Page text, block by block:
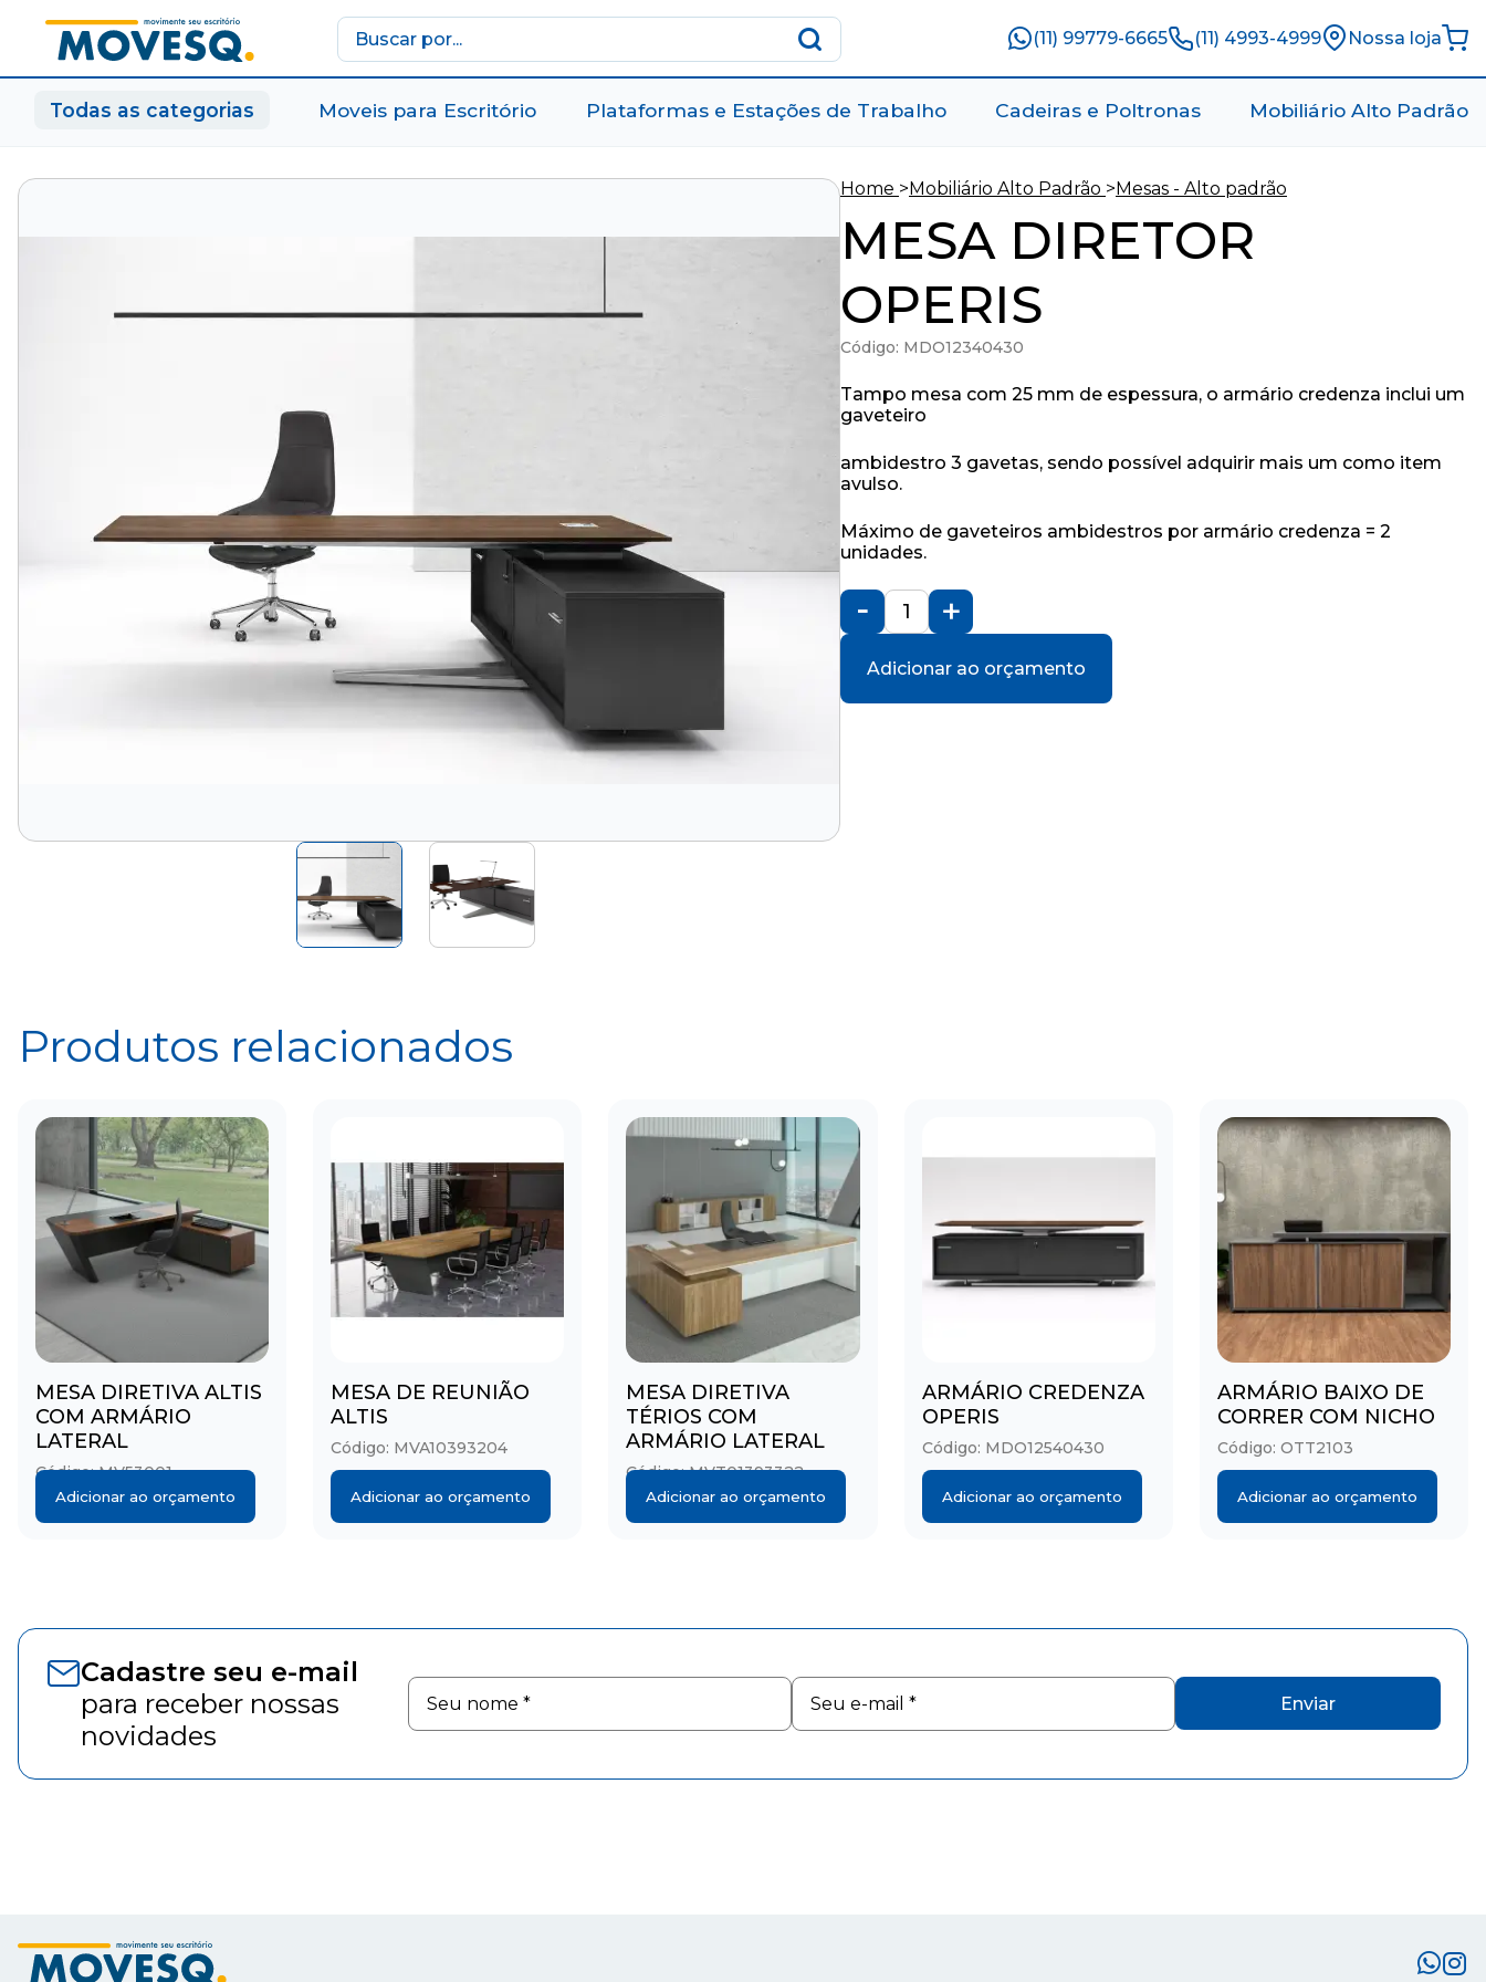
Movesq
-
Movimente
escritório
(11) 99779-6665 (11) 4993-4999 Nossa loja
Todas as categorias Moveis para Escritório Plataformas e Estações de Trabalho Cadeiras e Poltronas Mobiliário Alto Padrão
Home >Mobiliário Alto Padrão >Mesas - Alto padrão
MESA DIRETOR
OPERIS
Código: MDO12340430
Tampo mesa com 25 mm de espessura, o armário credenza inclui um
gaveteiro
ambidestro 3 gavetas, sendo possível adquirir mais um como item
avulso.
Máximo de gaveteiros ambidestros por armário credenza = 2
unidades.
Adicionar ao orçamento
Produtos relacionados
MESA DIRETIVA ALTIS
COM ARMÁRIO
LATERAL
Código: MV53001
Adicionar ao orçamento
MESA DE REUNIÃO
ALTIS
Código: MVA10393204
Adicionar ao orçamento
MESA DIRETIVA
TÉRIOS COM
ARMÁRIO LATERAL
Código: MVT01393322
Adicionar ao orçamento
ARMÁRIO CREDENZA
OPERIS
Código: MDO12540430
Adicionar ao orçamento
ARMÁRIO BAIXO DE
CORRER COM NICHO
Código: OTT2103
Adicionar ao orçamento
Cadastre seu e-mail
para receber nossas
novidades
Enviar